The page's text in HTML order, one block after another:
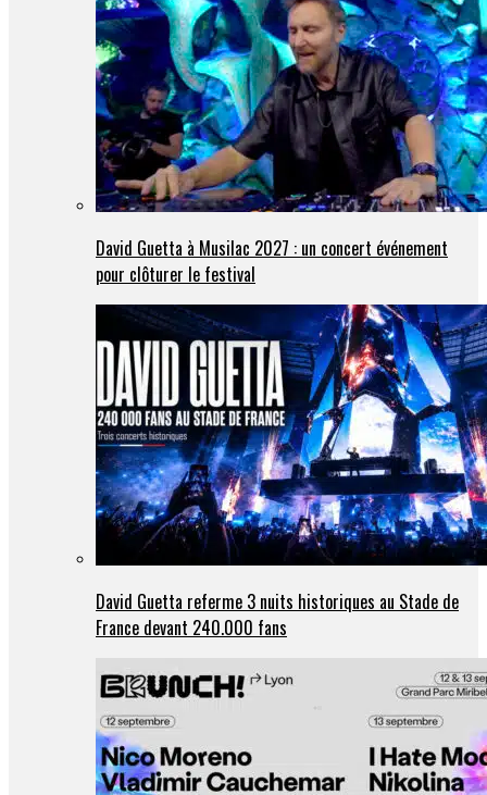
David Guetta à Musilac 2027 : un concert événement
pour clôturer le festival
David Guetta referme 3 nuits historiques au Stade de
France devant 240.000 fans